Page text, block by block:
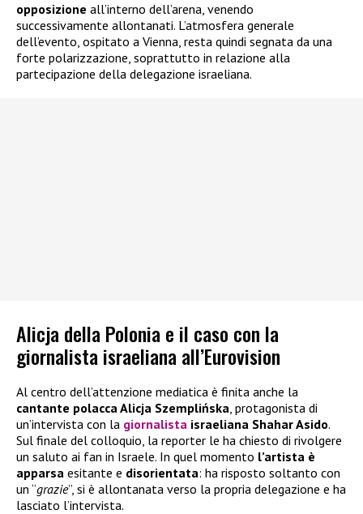
opposizione all’interno dell’arena, venendo
successivamente allontanati. L’atmosfera generale
dell’evento, ospitato a Vienna, resta quindi segnata da una
forte polarizzazione, soprattutto in relazione alla
partecipazione della delegazione israeliana.
Alicja della Polonia e il caso con la
giornalista israeliana all’Eurovision
Al centro dell’attenzione mediatica è finita anche la
cantante polacca Alicja Szemplińska , protagonista di
un’intervista con la giornalista israeliana Shahar Asido.
Sul finale del colloquio, la reporter le ha chiesto di rivolgere
un saluto ai fan in Israele. In quel momento l’artista è
apparsa esitante e disorientata: ha risposto soltanto con
un “grazie”, si è allontanata verso la propria delegazione e ha
lasciato l’intervista.